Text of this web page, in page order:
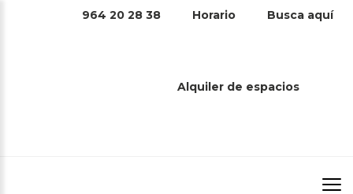
964 20 28 38 Horario Busca aquí
Alquiler de espacios